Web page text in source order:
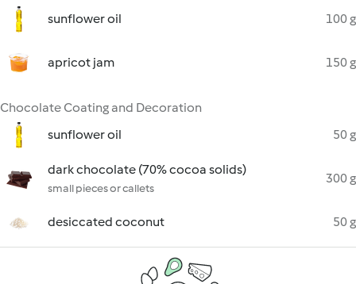
sunflower oil 100 g
apricot jam 150 g
Chocolate Coating and Decoration
sunflower oil
50 g
dark chocolate (70% cocoa solids)
small pieces or callets
300 g
desiccated coconut 50 g